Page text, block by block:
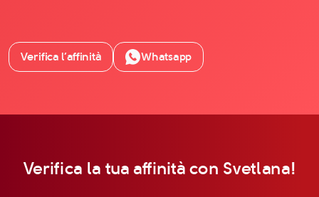
Verifica l’affinità Whatsapp
Verifica la tua affinità con Svetlana!